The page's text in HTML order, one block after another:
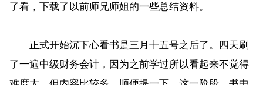
了看，下载了以前师兄师姐的一些总结资料。
正式开始沉下心看书是三月十五号之后了。四天刷
了一遍中级财务会计，因为之前学过所以看起来不觉得